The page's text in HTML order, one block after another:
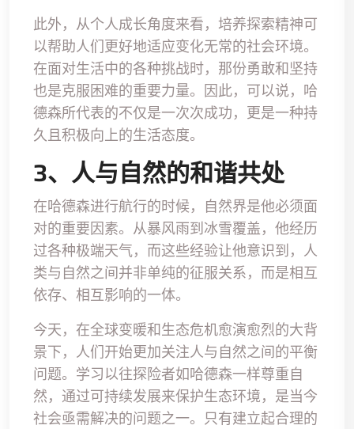
此外，从个人成长角度来看，培养探索精神可
以帮助人们更好地适应变化无常的社会环境。
在面对生活中的各种挑战时，那份勇敢和坚持
也是克服困难的重要力量。因此，可以说，哈
德森所代表的不仅是一次次成功，更是一种持
久且积极向上的生活态度。
3、人与自然的和谐共处
在哈德森进行航行的时候，自然界是他必须面
对的重要因素。从暴风雨到冰雪覆盖，他经历
过各种极端天气，而这些经验让他意识到，人
类与自然之间并非单纯的征服关系，而是相互
依存、相互影响的一体。
今天，在全球变暖和生态危机愈演愈烈的大背
景下，人们开始更加关注人与自然之间的平衡
问题。学习以往探险者如哈德森一样尊重自
然，通过可持续发展来保护生态环境，是当今
社会亟需解决的问题之一。只有建立起合理的